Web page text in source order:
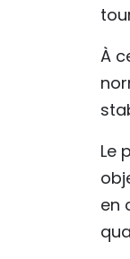
À
Le
en